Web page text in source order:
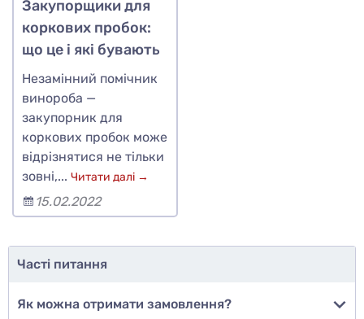
Закупорщики для
коркових пробок:
що це і які бувають
Незамінний помічник
винороба —
закупорник для
коркових пробок може
відрізнятися не тільки
зовні,... Читати далі →
15.02.2022
Часті питання
Як можна отримати замовлення?